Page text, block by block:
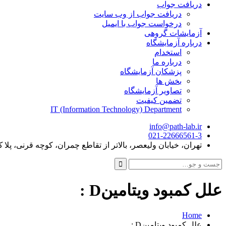
دریافت جواب
دریافت جواب از وب سایت
درخواست جواب با ایمیل
آزمایشات گروهی
درباره آزمایشگاه
استخدام
درباره ما
پزشکان آزمایشگاه
بخش ها
تصاویر آزمایشگاه
تضمین کیفیت
IT (Information Technology) Department
info@path-lab.ir
021-22666561-3
تهران، خیابان ولیعصر، بالاتر از تقاطع چمران، کوچه قرنی، پلا ک
جست
و
برای:
علل کمبود ویتامینD :
Home